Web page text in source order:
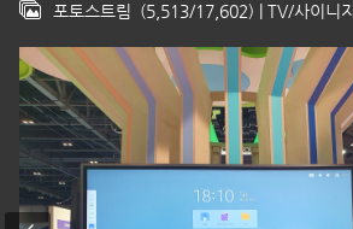
포토스트림 (5,513/17,602) | TV/사이니지